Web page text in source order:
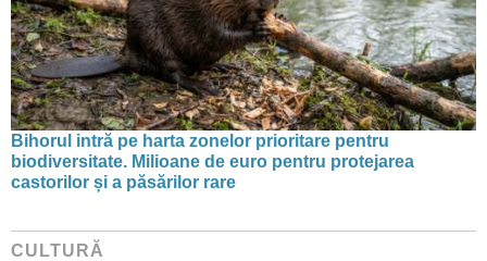
Bihorul intră pe harta zonelor prioritare pentru
biodiversitate. Milioane de euro pentru protejarea
castorilor și a păsărilor rare
CULTURĂ